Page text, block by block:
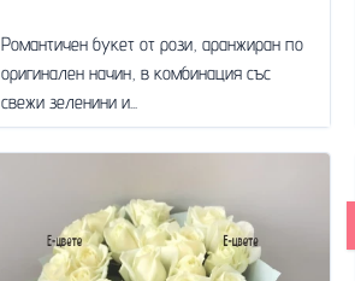
Романтичен букет от рози, аранжиран по
оригинален начин, в комбинация със
свежи зеленини и...